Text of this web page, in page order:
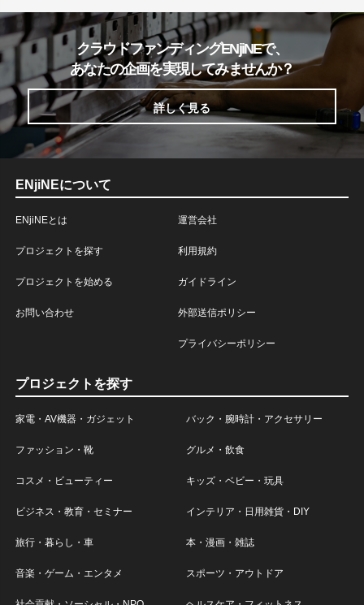
クラウドファンディングENjiNEで、
あなたの企画を実現してみませんか？
詳しく見る
ENjiNEについて
ENjiNEとは
プロジェクトを探す
プロジェクトを始める
お問い合わせ
運営会社
利用規約
ガイドライン
外部送信ポリシー
プライバシーポリシー
プロジェクトを探す
家電・AV機器・ガジェット バック・腕時計・アクセサリー
ファッション・靴 グルメ・飲食
コスメ・ビューティー キッズ・ベビー・玩具
ビジネス・教育・セミナー インテリア・日用雑貨・DIY
旅行・暮らし・車 本・漫画・雑誌
音楽・ゲーム・エンタメ スポーツ・アウトドア